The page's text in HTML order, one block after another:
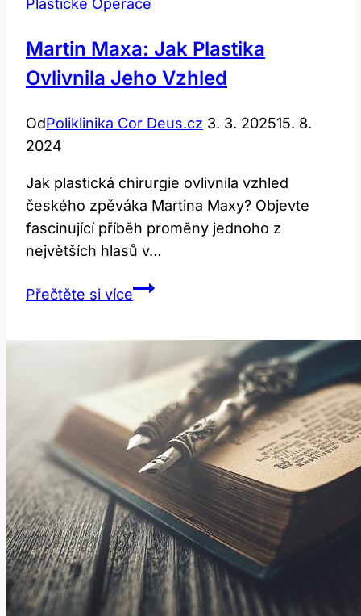
Plastické Operace
Martin Maxa: Jak Plastika
Ovlivnila Jeho Vzhled
OdPoliklinika Cor Deus.cz 3. 3. 202515. 8.
2024
Jak plastická chirurgie ovlivnila vzhled
českého zpěváka Martina Maxy? Objevte
fascinující příběh proměny jednoho z
největších hlasů v…
Přečtěte si víceMartin
ovlivnila
vzhled